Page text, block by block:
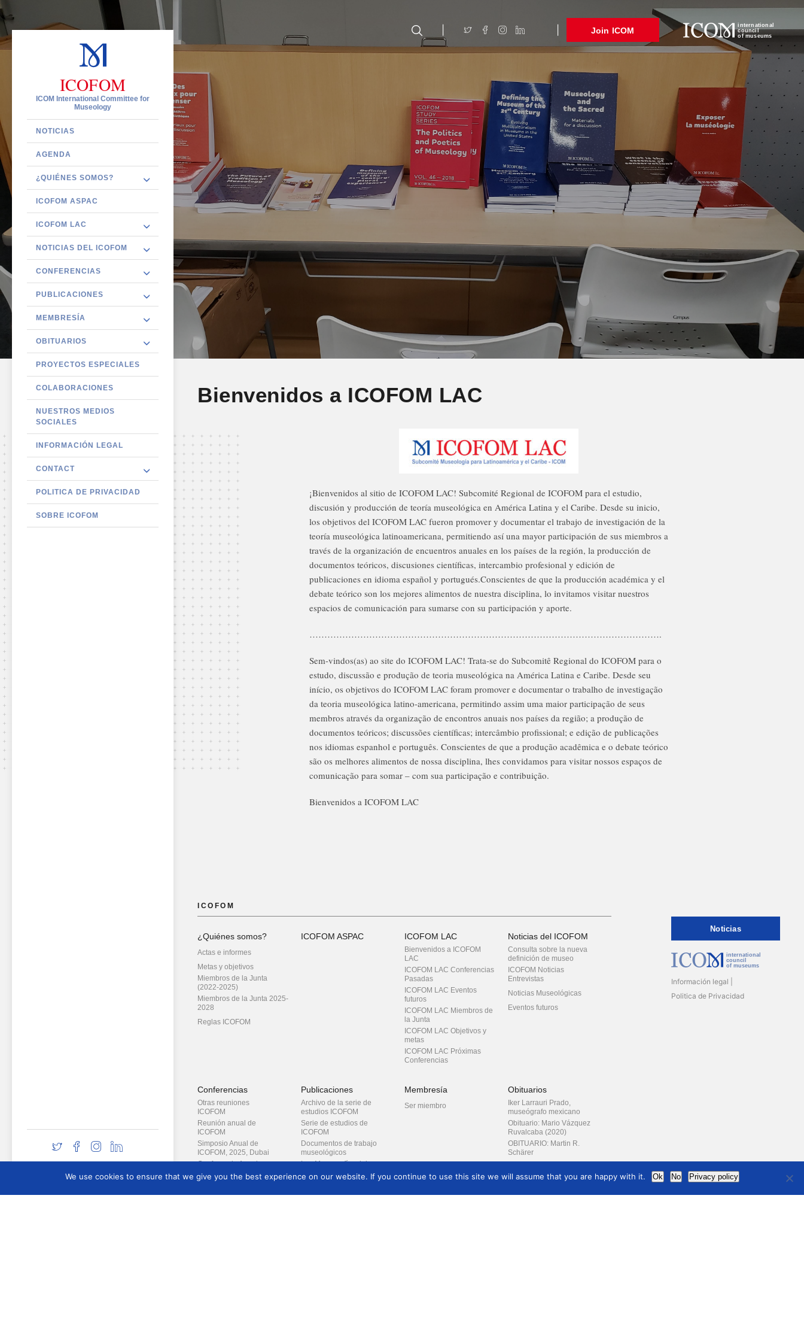
Join ICOM
international
council
of museums
ICOFOM
ICOM International Committee for
Museology
NOTICIAS
AGENDA
¿QUIÉNES SOMOS?
ICOFOM ASPAC
ICOFOM LAC
NOTICIAS DEL ICOFOM
CONFERENCIAS
PUBLICACIONES
MEMBRESÍA
OBITUARIOS
PROYECTOS ESPECIALES
COLABORACIONES
NUESTROS MEDIOS
SOCIALES
INFORMACIÓN LEGAL
CONTACT
POLITICA DE PRIVACIDAD
SOBRE ICOFOM
Bienvenidos a ICOFOM LAC
¡Bienvenidos al sitio de ICOFOM LAC! Subcomité Regional de ICOFOM para el estudio,
discusión y producción de teoría museológica en América Latina y el Caribe. Desde su inicio,
los objetivos del ICOFOM LAC fueron promover y documentar el trabajo de investigación de la
teoría museológica latinoamericana, permitiendo así una mayor participación de sus miembros a
través de la organización de encuentros anuales en los países de la región, la producción de
documentos teóricos, discusiones científicas, intercambio profesional y edición de
publicaciones en idioma español y portugués.Conscientes de que la producción académica y el
debate teórico son los mejores alimentos de nuestra disciplina, lo invitamos visitar nuestros
espacios de comunicación para sumarse con su participación y aporte.
……………………………………………………………………………………………………….
Sem-vindos(as) ao site do ICOFOM LAC! Trata-se do Subcomitê Regional do ICOFOM para o
estudo, discussão e produção de teoria museológica na América Latina e Caribe. Desde seu
início, os objetivos do ICOFOM LAC foram promover e documentar o trabalho de investigação
da teoria museológica latino-americana, permitindo assim uma maior participação de seus
membros através da organização de encontros anuais nos países da região; a produção de
documentos teóricos; discussões científicas; intercâmbio profissional; e edição de publicações
nos idiomas espanhol e português. Conscientes de que a produção acadêmica e o debate teórico
são os melhores alimentos de nossa disciplina, lhes convidamos para visitar nossos espaços de
comunicação para somar – com sua participação e contribuição.
Bienvenidos a ICOFOM LAC
ICOFOM
¿Quiénes somos?
Actas e informes
Metas y objetivos
Miembros de la Junta
(2022-2025)
Miembros de la Junta 2025-
2028
Reglas ICOFOM
ICOFOM ASPAC ICOFOM LAC
Bienvenidos a ICOFOM
LAC
ICOFOM LAC Conferencias
Pasadas
ICOFOM LAC Eventos
futuros
ICOFOM LAC Miembros de
la Junta
ICOFOM LAC Objetivos y
metas
ICOFOM LAC Próximas
Conferencias
ICOFOM LAC y ICOFOM
Noticias del ICOFOM
Consulta sobre la nueva
definición de museo
ICOFOM Noticias
Entrevistas
Noticias Museológicas
Eventos futuros
Conferencias
Otras reuniones
ICOFOM
Reunión anual de
ICOFOM
Simposio Anual de
ICOFOM, 2025, Dubai
Conferencia Anual
ICOFOM, 2020
ICOFOM Annual
Publicaciones
Archivo de la serie de
estudios ICOFOM
Serie de estudios de
ICOFOM
Documentos de trabajo
museológicos
Las Monografías del
Membresía
Ser miembro
Obituarios
Iker Larrauri Prado,
museógrafo mexicano
Obituario: Mario Vázquez
Ruvalcaba (2020)
OBITUARIO: Martin R.
Schärer
Obituario: Dr. Arquitecto
(2021)
Noticias
international
council
of museums
Información legal
Politica de Privacidad
We use cookies to ensure that we give you the best experience on our website. If you continue to use this site we will assume that you are happy with it. Ok No Privacy policy